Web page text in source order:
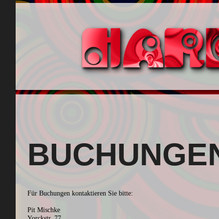
Für Buchungen kontaktieren Sie bitte:
Pit Mischke